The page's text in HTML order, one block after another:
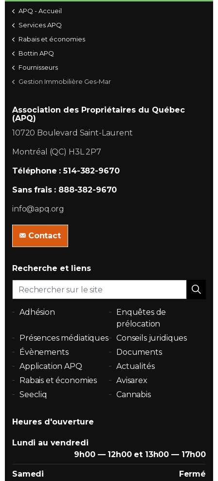
APQ - Accueil
Services APQ
Rabais et économies
Bottin APQ
Fournisseurs
Gestion Immobilière Ges-Mar
Association des Propriétaires du Québec
(APQ)
10720 Boulevard Saint-Laurent
Montréal (QC) H3L 2P7
Téléphone : 514-382-9670
Sans frais : 888-382-9670
info@apq.org
Contact
Recherche et liens
Adhésion
Enquêtes de
prélocation
Présences médiatiques
Conseils juridiques
Évènements
Documents
Application APQ
Actualités
Rabais et économies
Avisarex
Seecliq
Cannabis
Heures d'ouverture
Lundi au vendredi
9h00 — 12h00 et 13h00 — 17h00
Samedi Fermé